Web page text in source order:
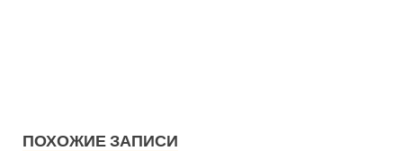
ПОХОЖИЕ ЗАПИСИ